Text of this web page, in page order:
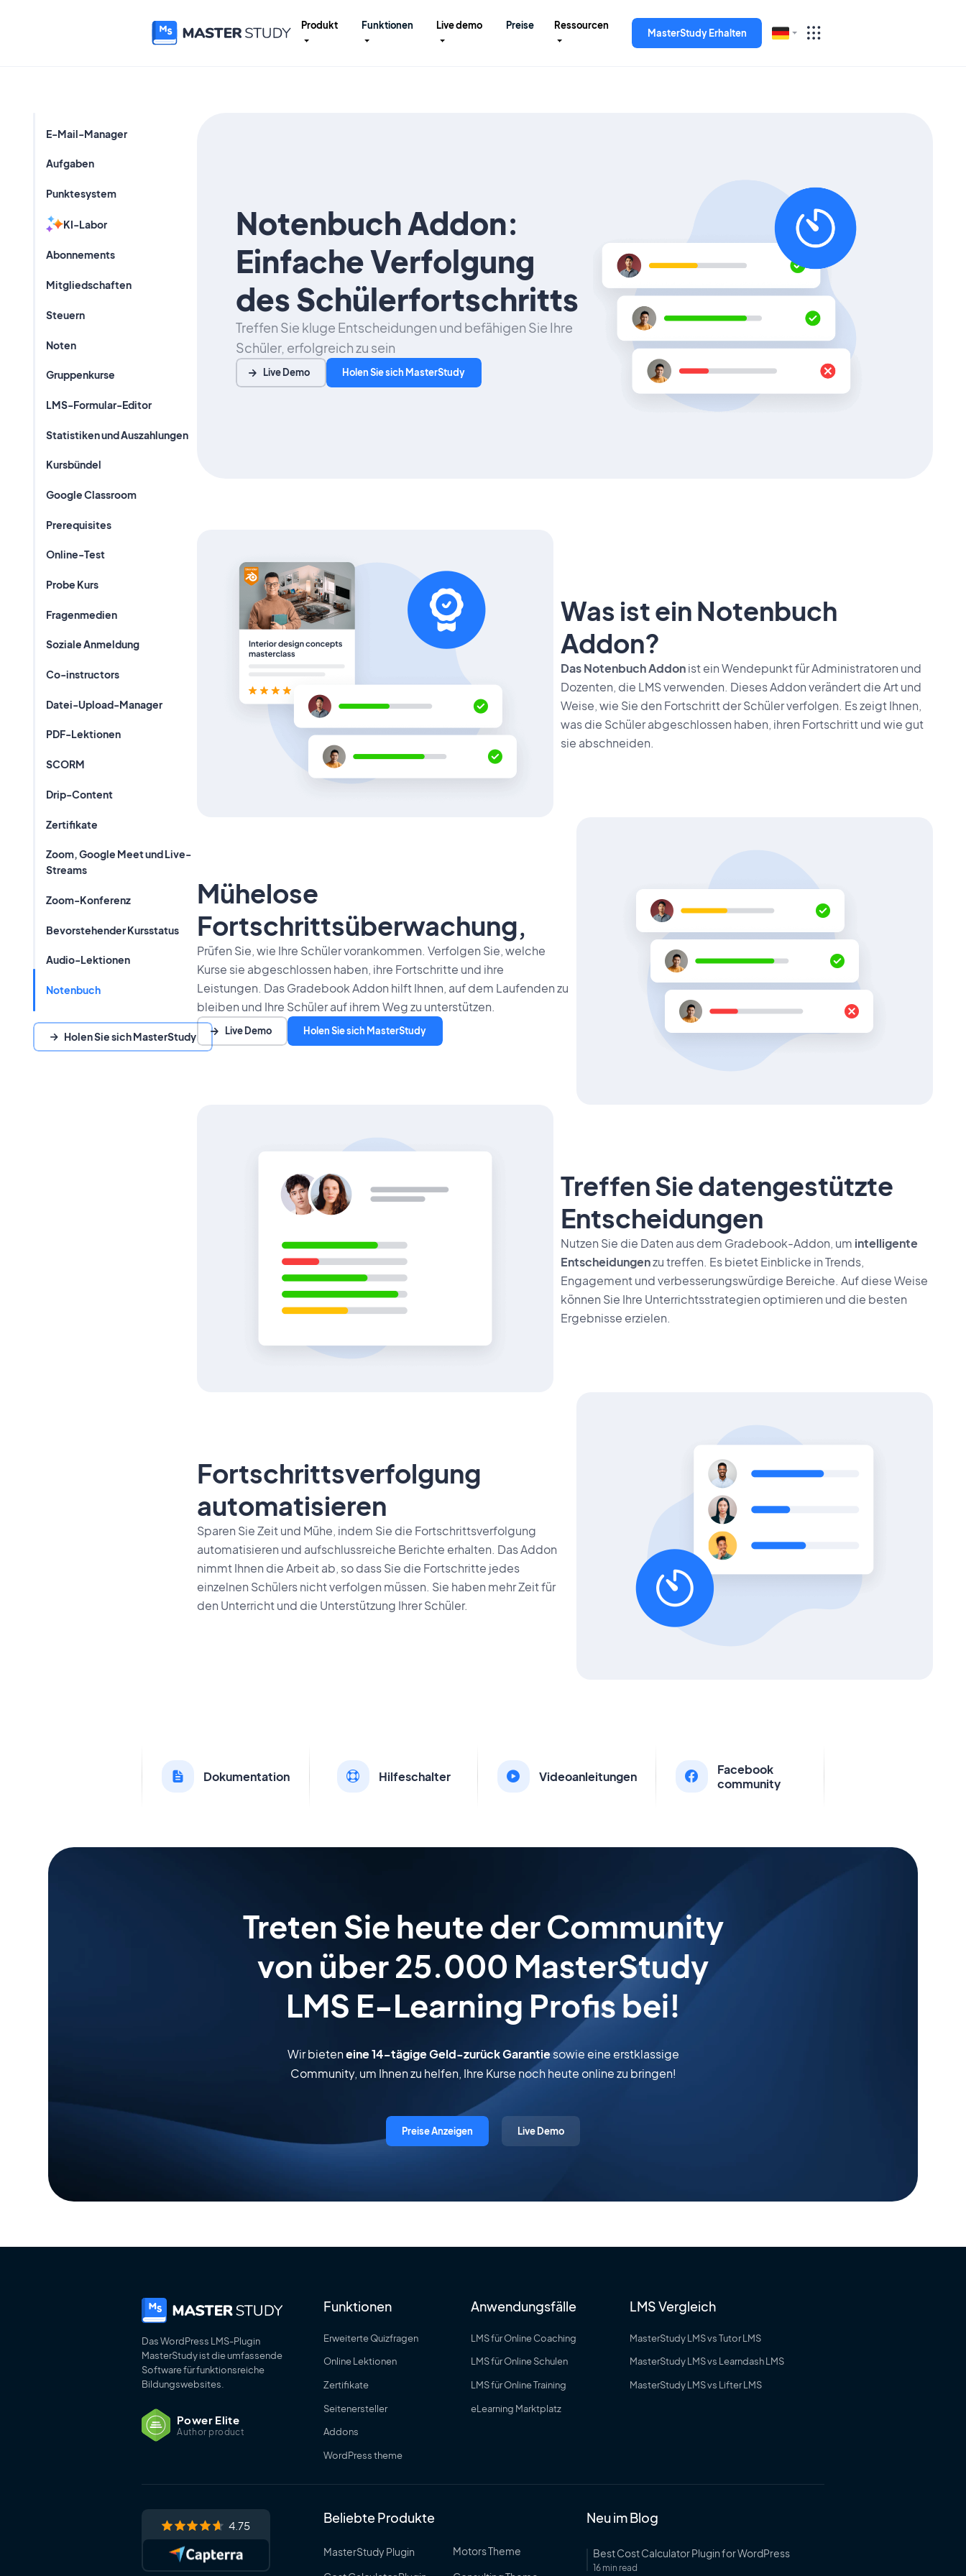
Produkt Funktionen Live demo Preise Ressourcen
MasterStudy Erhalten
E-Mail-Manager
Aufgaben
Punktesystem
KI-Labor
Abonnements
Mitgliedschaften
Steuern
Noten
Gruppenkurse
LMS-Formular-Editor
Statistiken und Auszahlungen
Kursbündel
Google Classroom
Prerequisites
Online-Test
Probe Kurs
Fragenmedien
Soziale Anmeldung
Co-instructors
Datei-Upload-Manager
PDF-Lektionen
SCORM
Drip-Content
Zertifikate
Zoom, Google Meet und Live-
Streams
Zoom-Konferenz
Bevorstehender Kursstatus
Audio-Lektionen
Notenbuch
Holen Sie sich MasterStudy
Notenbuch Addon:
Einfache Verfolgung
des Schülerfortschritts
Treffen Sie kluge Entscheidungen und befähigen Sie Ihre
Schüler, erfolgreich zu sein
Live Demo Holen Sie sich MasterStudy
Was ist ein Notenbuch
Addon?
Das Notenbuch Addonist ein Wendepunkt für Administratoren und
Dozenten, die LMS verwenden. Dieses Addon verändert die Art und
Weise, wie Sie den Fortschritt der Schüler verfolgen. Es zeigt Ihnen,
was die Schüler abgeschlossen haben, ihren Fortschritt und wie gut
sie abschneiden.
Mühelose
Fortschrittsüberwachung,
Prüfen Sie, wie Ihre Schüler vorankommen. Verfolgen Sie, welche
Kurse sie abgeschlossen haben, ihre Fortschritte und ihre
Leistungen. Das Gradebook Addon hilft Ihnen, auf dem Laufenden zu
bleiben und Ihre Schüler auf ihrem Weg zu unterstützen.
Live Demo Holen Sie sich MasterStudy
Treffen Sie datengestützte
Entscheidungen
Nutzen Sie die Daten aus dem Gradebook-Addon, um intelligente
Entscheidungenzu treffen. Es bietet Einblicke in Trends,
Engagement und verbesserungswürdige Bereiche. Auf diese Weise
können Sie Ihre Unterrichtsstrategien optimieren und die besten
Ergebnisse erzielen.
Fortschrittsverfolgung
automatisieren
Sparen Sie Zeit und Mühe, indem Sie die Fortschrittsverfolgung
automatisieren und aufschlussreiche Berichte erhalten. Das Addon
nimmt Ihnen die Arbeit ab, so dass Sie die Fortschritte jedes
einzelnen Schülers nicht verfolgen müssen. Sie haben mehr Zeit für
den Unterricht und die Unterstützung Ihrer Schüler.
Dokumentation Hilfeschalter Videoanleitungen
Facebook
community
Treten Sie heute der Community
von über 25.000 MasterStudy
LMS E-Learning Profis bei!
Wir bieteneine 14-tägige Geld-zurück Garantiesowie eine erstklassige
Community, um Ihnen zu helfen, Ihre Kurse noch heute online zu bringen!
Preise Anzeigen Live Demo
Das WordPress LMS-Plugin
MasterStudy ist die umfassende
Software für funktionsreiche
Bildungswebsites.
Power Elite
Author product
Funktionen
Erweiterte Quizfragen
Online Lektionen
Zertifikate
Seitenersteller
Addons
WordPress theme
Anwendungsfälle
LMS für Online Coaching
LMS für Online Schulen
LMS für Online Training
eLearning Marktplatz
LMS Vergleich
MasterStudy LMS vs Tutor LMS
MasterStudy LMS vs Learndash LMS
MasterStudy LMS vs Lifter LMS
4.75 Beliebte Produkte
MasterStudy Plugin
Motors Theme
Neu im Blog
Best Cost Calculator Plugin for WordPress
16 min read